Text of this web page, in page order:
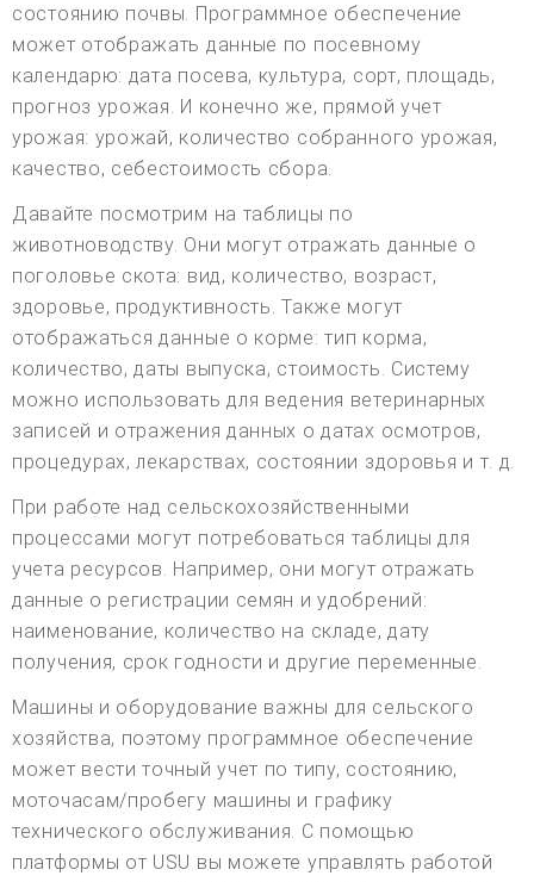
состоянию почвы. Программное обеспечение
может отображать данные по посевному
календарю: дата посева, культура, сорт, площадь,
прогноз урожая. И конечно же, прямой учет
урожая: урожай, количество собранного урожая,
качество, себестоимость сбора.
Давайте посмотрим на таблицы по
животноводству. Они могут отражать данные о
поголовье скота: вид, количество, возраст,
здоровье, продуктивность. Также могут
отображаться данные о корме: тип корма,
количество, даты выпуска, стоимость. Систему
можно использовать для ведения ветеринарных
записей и отражения данных о датах осмотров,
процедурах, лекарствах, состоянии здоровья и т. д.
При работе над сельскохозяйственными
процессами могут потребоваться таблицы для
учета ресурсов. Например, они могут отражать
данные о регистрации семян и удобрений:
наименование, количество на складе, дату
получения, срок годности и другие переменные.
Машины и оборудование важны для сельского
хозяйства, поэтому программное обеспечение
может вести точный учет по типу, состоянию,
моточасам/пробегу машины и графику
технического обслуживания. С помощью
платформы от USU вы можете управлять работой